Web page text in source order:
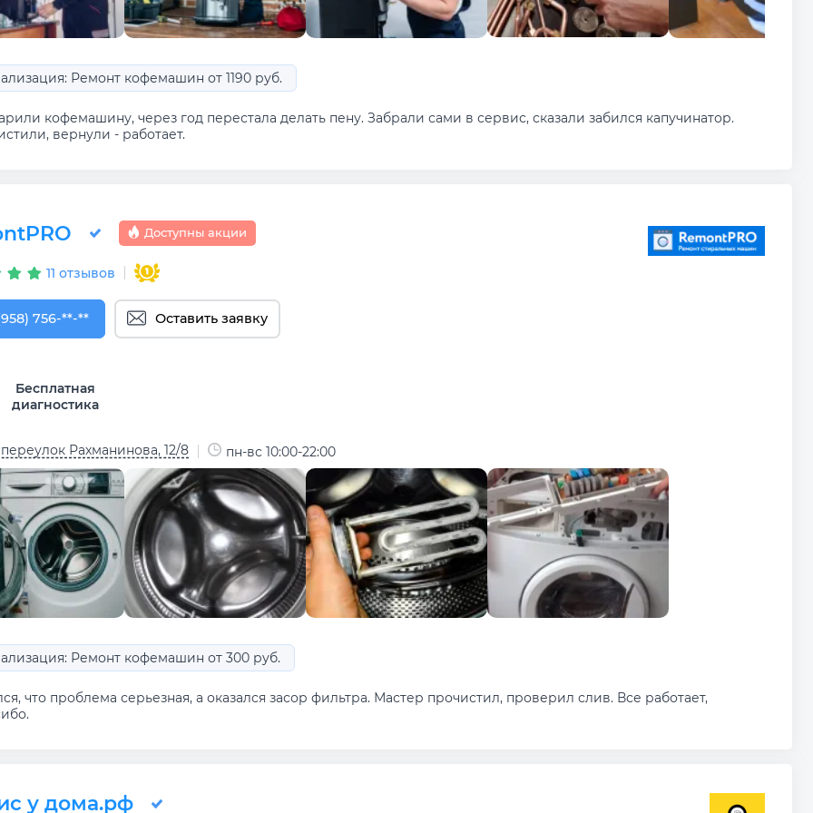
Ремонт кофемашин от 1190 руб.
кофемашину, через год перестала делать пену. Забрали сами в сервис, сказали забился капучинатор.
вернули - работает.
Доступны акции
11 отзывов
756-94-68
756-**-** Оставить заявку
Бесплатная
диагностика
Рахманинова, 12/8 пн-вс 10:00-22:00
Ремонт кофемашин от 300 руб.
что проблема серьезная, а оказался засор фильтра. Мастер прочистил, проверил слив. Все работает,
у дома.рф